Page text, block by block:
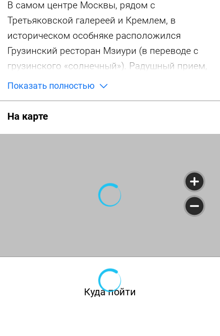
В самом центре Москвы, рядом с
Третьяковской галереей и Кремлем, в
историческом особняке расположился
Грузинский ресторан Мзиури (в переводе с
грузинского «солнечный»). Радушный прием,
уютная обстановка, живая музыка, а также
не забываемым. Здесь вкусно кормят и
вечерам в ресторане устраивают дегустации
вин, выступают грузинские вокалисты, звучат
в Грузию, где посетила разные уголки этой
солнечной страны. В меню ресторана
собраны хиты грузинской кухни, в основе
Показать полностью
На карте
Куда пойти